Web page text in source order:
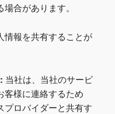
合があります。
情報を共有することが
当社は、当社のサービ
客様に連絡するため
プロバイダーと共有す